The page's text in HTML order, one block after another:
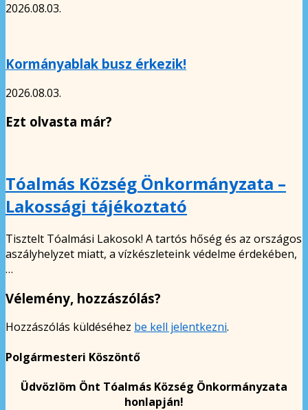
2026.08.03.
Kormányablak busz érkezik!
2026.08.03.
Ezt olvasta már?
Tóalmás Község Önkormányzata –
Lakossági tájékoztató
Tisztelt Tóalmási Lakosok! A tartós hőség és az országos
aszályhelyzet miatt, a vízkészleteink védelme érdekében,
…
Vélemény, hozzászólás?
Hozzászólás küldéséhez be kell jelentkezni.
Polgármesteri Köszöntő
Üdvözlöm Önt Tóalmás Község Önkormányzata
honlapján!